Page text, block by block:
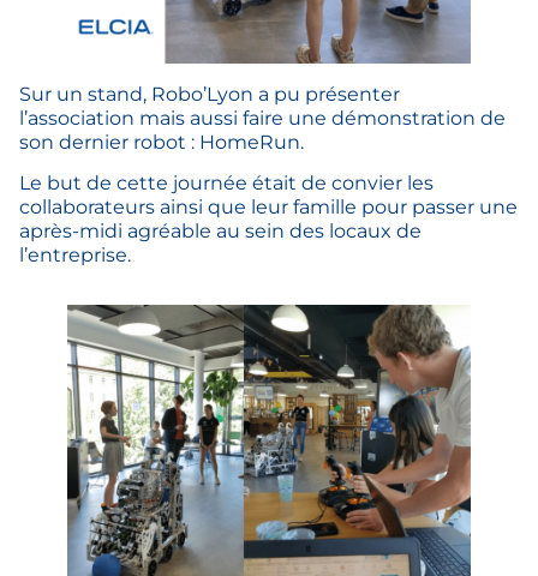
Sur un stand, Robo’Lyon a pu présenter
l’association mais aussi faire une démonstration de
son dernier robot : HomeRun.
Le but de cette journée était de convier les
collaborateurs ainsi que leur famille pour passer une
après-midi agréable au sein des locaux de
l’entreprise.